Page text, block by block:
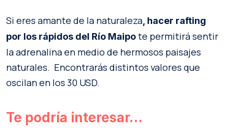
Si eres amante de la naturaleza , hacer rafting
por los rápidos del Río Maipote permitirá sentir
la adrenalina en medio de hermosos paisajes
naturales. Encontrarás distintos valores que
oscilan en los 30 USD.
Te podría interesar…